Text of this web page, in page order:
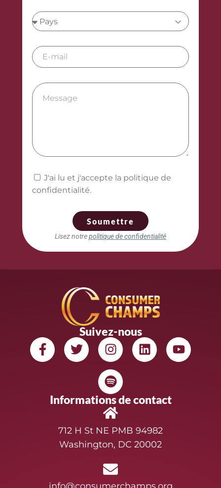
J'ai lu et j'accepte la politique de
confidentialité.
Soumettre
Lisez notrepolitique de confidentialité
Suivez-nous
Informations de contact
712 H St NE PMB 94982
Washington, DC 20002